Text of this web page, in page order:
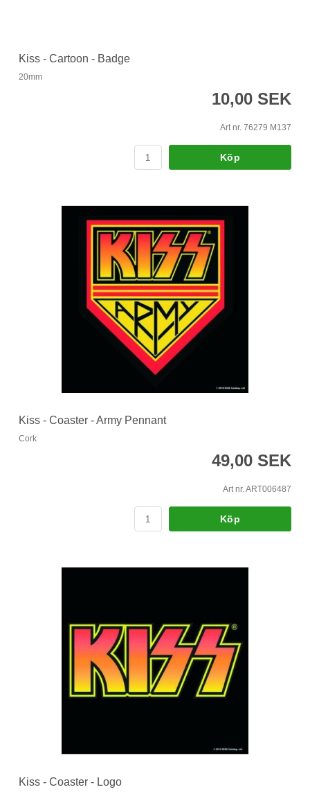
Kiss - Cartoon - Badge
20mm
10,00 SEK
Art nr. 76279 M137
Köp
Kiss - Coaster - Army Pennant
Cork
49,00 SEK
Art nr. ART006487
Köp
Kiss - Coaster - Logo